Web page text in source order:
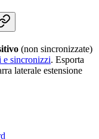
(non sincronizzate)
e sincronizzi. Esporta
laterale estensione